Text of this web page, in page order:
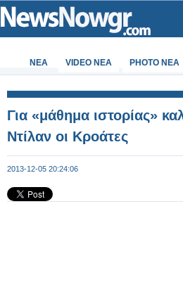
ΝΕΑ VIDEO NEA PHOTO NEA
Για «μάθημα ιστορίας»
Ντίλαν οι Κροάτες
2013-12-05 20:24:06